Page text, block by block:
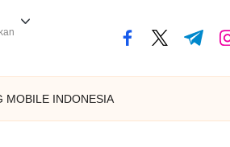
facebook.com
twitter.com
t.me
MOBILE INDONESIA